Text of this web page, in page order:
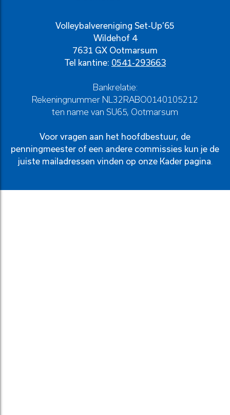
Volleybalvereniging Set-Up’65
Wildehof 4
7631 GX Ootmarsum
Tel kantine: 0541-293663
Bankrelatie:
Rekeningnummer NL32RABO0140105212
ten name van SU65, Ootmarsum
Voor vragen aan het hoofdbestuur, de
penningmeester of een andere commissies kun je de
juiste mailadressen vinden op onze Kader pagina